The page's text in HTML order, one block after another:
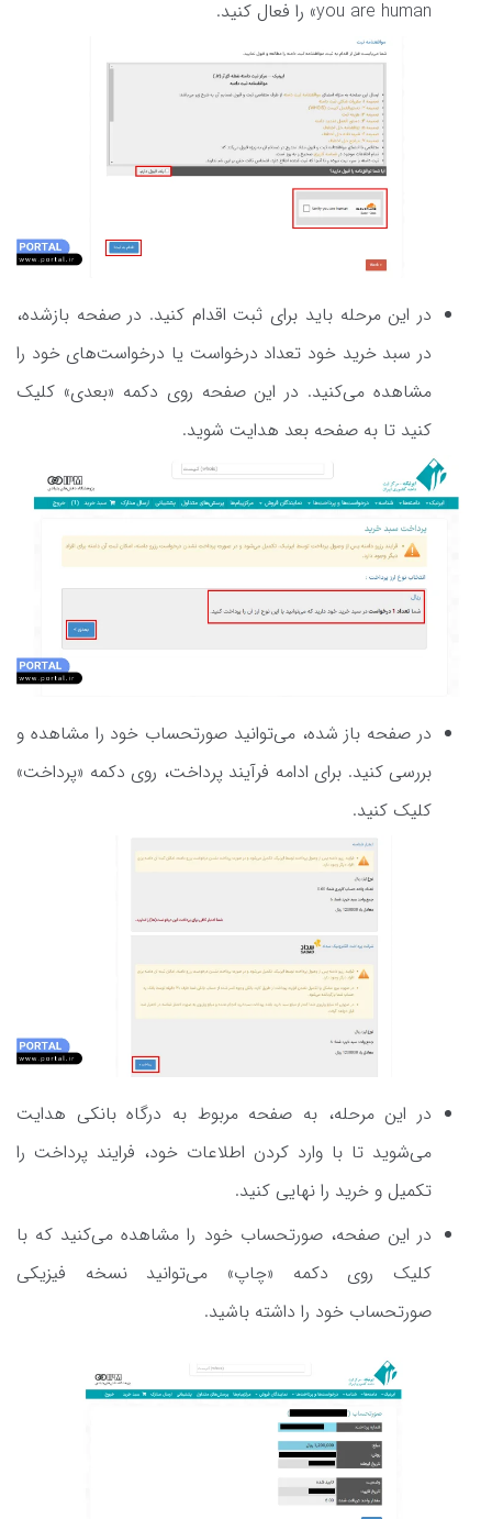
you are human» را فعال کنید.
در این مرحله باید برای ثبت اقدام کنید. در صفحه بازشده،
در سبد خرید خود تعداد درخواست یا درخواست‌های خود را
مشاهده می‌کنید. در این صفحه روی دکمه «بعدی» کلیک
کنید تا به صفحه بعد هدایت شوید.
در صفحه باز شده، می‌توانید صورتحساب خود را مشاهده و
بررسی کنید. برای ادامه فرآیند پرداخت، روی دکمه «پرداخت»
کلیک کنید.
در این مرحله، به صفحه مربوط به درگاه بانکی هدایت
می‌شوید تا با وارد کردن اطلاعات خود، فرایند پرداخت را
تکمیل و خرید را نهایی کنید.
در این صفحه، صورتحساب خود را مشاهده می‌کنید که با
کلیک روی دکمه «چاپ» می‌توانید نسخه فیزیکی
صورتحساب خود را داشته باشید.